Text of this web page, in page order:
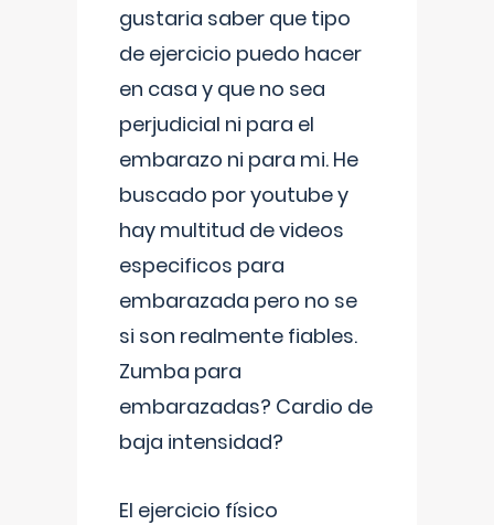
gustaria saber que tipo
de ejercicio puedo hacer
en casa y que no sea
perjudicial ni para el
embarazo ni para mi. He
buscado por youtube y
hay multitud de videos
especificos para
embarazada pero no se
si son realmente fiables.
Zumba para
embarazadas? Cardio de
baja intensidad?
El ejercicio físico